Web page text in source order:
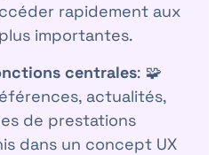
rapidement aux
importantes.
centrales: 🧩
actualités,
de prestations
dans un concept UX